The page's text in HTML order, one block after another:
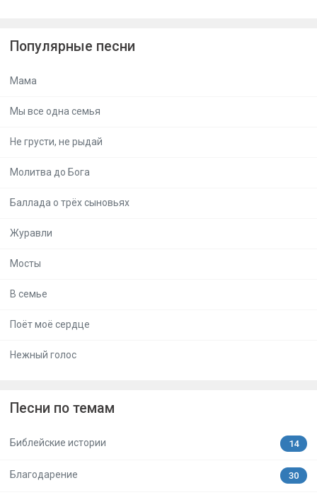
Популярные песни
Мама
Мы все одна семья
Не грусти, не рыдай
Молитва до Бога
Баллада о трёх сыновьях
Журавли
Мосты
В семье
Поёт моё сердце
Нежный голос
Песни по темам
Библейские истории 14
Благодарение 30